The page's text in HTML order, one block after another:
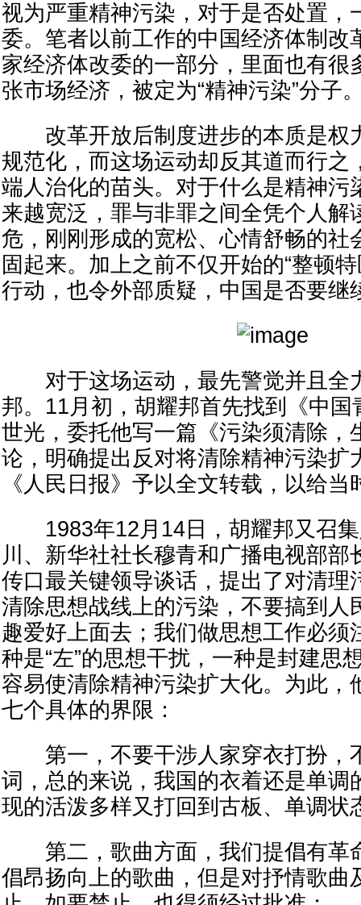
视为严重精神污染，对于是否处置，
委。笔者以前工作的中国经济体制改
家经济体改委的一部分，里面也有很
张市场经济，被定为“精神污染”分子
改革开放后制度进步的本质是权
规范化，而这场运动却反其道而行之
端人治化的苗头。对于什么是精神污
来越宽泛，罪与非罪之间全凭个人解
危，刚刚形成的宽松、心情舒畅的社
固起来。加上之前不仅开始的“整顿特
行动，也令外部质疑，中国是否要继
对于这场运动，最先警觉并且全
邦。11月初，胡耀邦首先找到《中国
世光，委托他写一篇《污染须清除，
论，明确提出反对将清除精神污染扩
《人民日报》予以全文转载，以给当
1983年12月14日，胡耀邦又召集
川、新华社社长穆青和广播电视部部
传口最关键领导谈话，提出了对清理
清除思想战线上的污染，不要搞到人
趣爱好上面去；我们做思想工作必须
种是“左”的思想干扰，一种是封建思
容易使清除精神污染扩大化。为此，
七个具体的界限：
第一，不要干涉人家穿衣打扮，
词，总的来说，我国的衣着还是单调
现的活泼多样又打回到古板、单调状
第二，歌曲方面，我们提倡有革
倡昂扬向上的歌曲，但是对抒情歌曲